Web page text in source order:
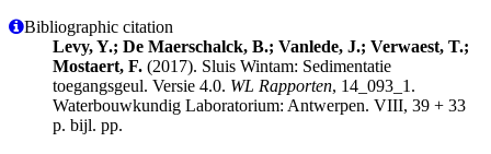
Bibliographic citation
Levy, Y.; De Maerschalck, B.; Vanlede, J.; Verwaest, T.;
Mostaert, F. (2017). Sluis Wintam: Sedimentatie
toegangsgeul. Versie 4.0. WL Rapporten, 14_093_1.
Waterbouwkundig Laboratorium: Antwerpen. VIII, 39 + 33
p. bijl. pp.